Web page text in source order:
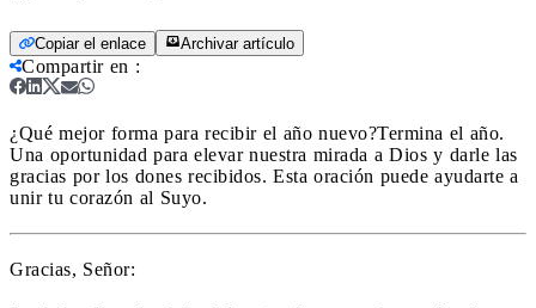
Copiar el enlace Archivar artículo
Compartir en :
¿Qué mejor forma para recibir el año nuevo?Termina el año.
Una oportunidad para elevar nuestra mirada a Dios y darle las
gracias por los dones recibidos. Esta oración puede ayudarte a
unir tu corazón al Suyo.
Gracias, Señor: